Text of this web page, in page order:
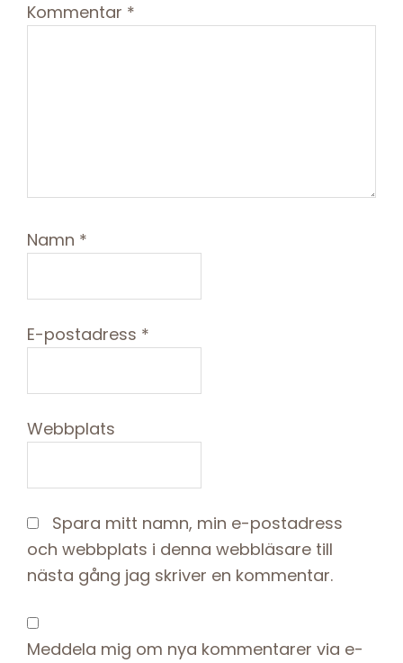
Kommentar *
Namn *
E-postadress *
Webbplats
Spara mitt namn, min e-postadress
och webbplats i denna webbläsare till
nästa gång jag skriver en kommentar.
Meddela mig om nya kommentarer via e-